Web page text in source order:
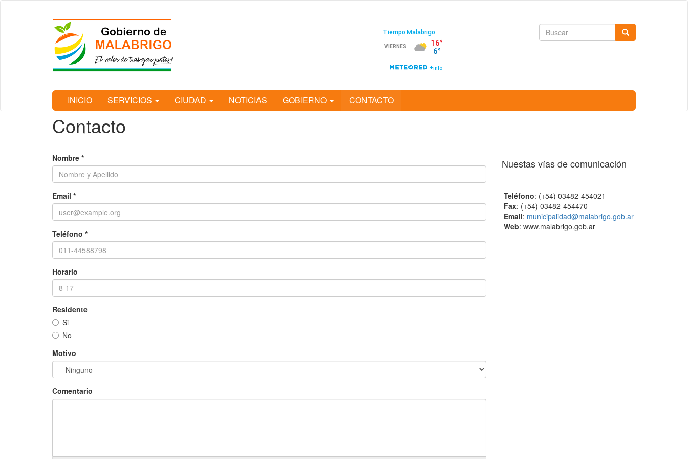
Formulario
INICIO SERVICIOS CIUDAD NOTICIAS GOBIERNO CONTACTO
Contacto
Nombre *
Email *
Teléfono *
Horario
Residente
Si
No
Motivo
Comentario
Nuestas vías de comunicación
Teléfono: (+54) 03482-454021
Fax: (+54) 03482-454470
Email: municipalidad@malabrigo.gob.ar
Web: www.malabrigo.gob.ar